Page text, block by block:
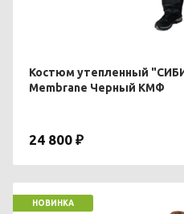
Костюм утепленный
Membrane Черный КМФ
24 800 ₽
НОВИНКА